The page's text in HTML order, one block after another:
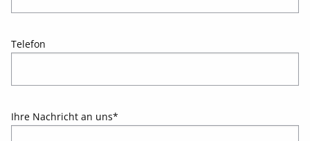
Telefon
Ihre Nachricht an uns*